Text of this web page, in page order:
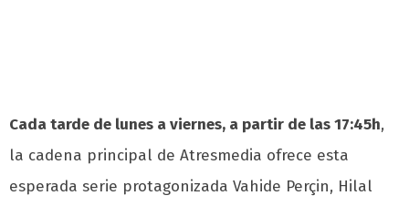
Cada tarde de lunes a viernes, a partir de las 17:45h,
la cadena principal de Atresmedia ofrece esta
esperada serie protagonizada Vahide Perçin, Hilal